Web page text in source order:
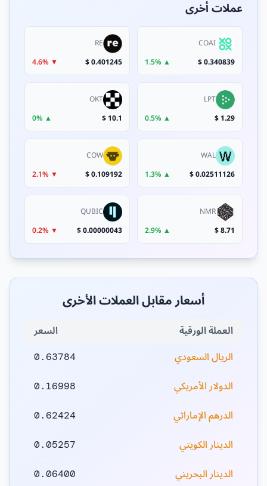
عملات أخرى
COAI
0.340839 $
▲ 1.5%
RE
0.401245 $
▼ 4.6%
LPT
1.29 $
▲ 0.5%
OKT
10.1 $
▲ 0%
WAL
0.02511126 $
▲ 1.3%
COW
0.109192 $
▼ 2.1%
NMR
8.71 $
▲ 2.9%
QUBIC
0.00000043 $
▼ 0.2%
أسعار مقابل العملات الأخرى
العملة الورقية
السعر
الريال السعودي
0.63784
الدولار الأمريكي 0.16998
الدرهم الإماراتي 0.62424
الدينار الكويتي 0.05257
الدينار البحريني 0.06400